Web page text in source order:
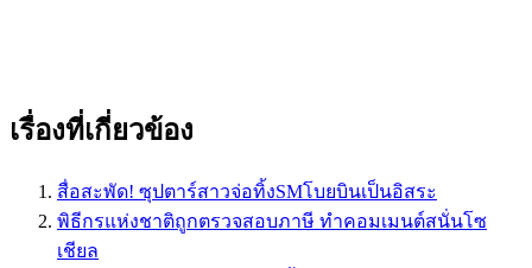
เรื่องที่เกี่ยวข้อง
สื่อสะพัด! ซุปตาร์สาวจ่อทิ้งSMโบยบินเป็นอิสระ
พิธีกรแห่งชาติถูกตรวจสอบภาษี ทำคอมเมนต์สนั่นโซ
เชียล